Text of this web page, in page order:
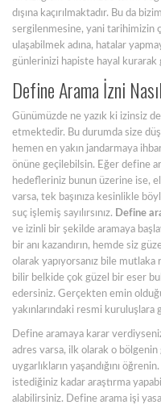
dışına kaçırılmaktadır. Bu da
sergilenmesine, yani tarihimizin
ulaşabilmek adına, hatalar
günlerinizi hapiste hayal kurarak
Define Arama İzni
Günümüzde ne yazık ki izinsiz
etmektedir. Bu durumda size
hemen en yakın jandarmaya
önüne geçilebilsin. Eğer define
hedefleriniz bunun üzerine ise,
varsa, tek başınıza kesinlikle
suç işlemiş sayılırsınız. Define
ve izinli bir şekilde aramaya
bir anı kazandırın, hemde siz
olarak yapıyorsanız bile
bilir belkide çok güzel bir eser
edersiniz. Gerçekten emin
yakınlarındaki resmi kuruluşlara
Define aramaya karar
adres varsa, ilk olarak o bölgenin
uygarlıkların yaşandığını
istediğiniz kadar araştırma
alabilirsiniz. Define arama işi